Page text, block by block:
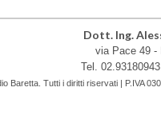
Dott. Ing.
via Pace 49 -
Tel. 02.93180943
Baretta. Tutti i diritti riservati | P.IVA